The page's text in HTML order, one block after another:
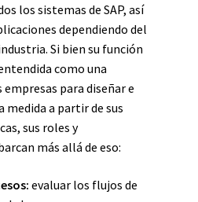
los sistemas de SAP, así
dependiendo del
Si bien su función
como una
para diseñar e
a partir de sus
sus roles y
más allá de eso:
evaluar los flujos de